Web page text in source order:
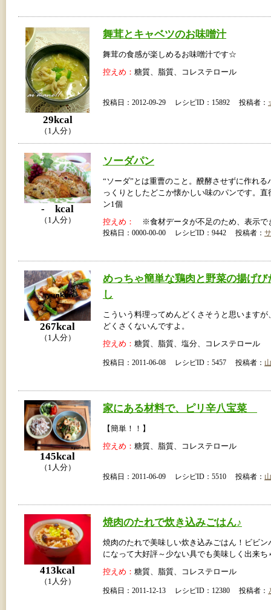
29kcal
（1人分）
舞茸とキャベツのお味噌汁
舞茸の食感が楽しめるお味噌汁です☆
控えめ： 糖質、脂質、コレステロール
投稿日：2012-09-29 レシピID：15892 投稿者：
- kcal
（1人分）
ソーダパン
“ソーダ”とは重曹のこと。醗酵させずに作れる
っくりとしたどこか懐かしい味のパンです。直
ン1個
控えめ： ※食材データが不足のため、表示で
投稿日：0000-00-00 レシピID：9442 投稿者：
267kcal
（1人分）
めっちゃ簡単な鶏肉と野菜の揚げび
し
こういう料理ってめんどくさそうと思いますが
どくさくないんですよ。
控えめ： 糖質、脂質、塩分、コレステロール
投稿日：2011-06-08 レシピID：5457 投稿者：
145kcal
（1人分）
家にある材料で、ピリ辛八宝菜
【簡単！！】
控えめ： 糖質、脂質、コレステロール
投稿日：2011-06-09 レシピID：5510 投稿者：
413kcal
（1人分）
焼肉のたれで炊き込みごはん♪
焼肉のたれで美味しい炊き込みごはん！ビビン
になって大好評～少ない具でも美味しく出来ち
控えめ： 糖質、脂質、コレステロール
投稿日：2011-12-13 レシピID：12380 投稿者：